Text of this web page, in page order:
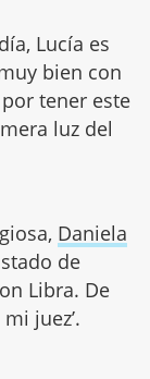
Lucía es
bien con
tener este
luz del
Daniela
de
Libra. De
juez’.